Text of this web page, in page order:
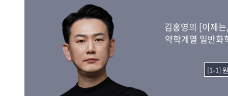
김홍영의 [이제
약학계열 일반화